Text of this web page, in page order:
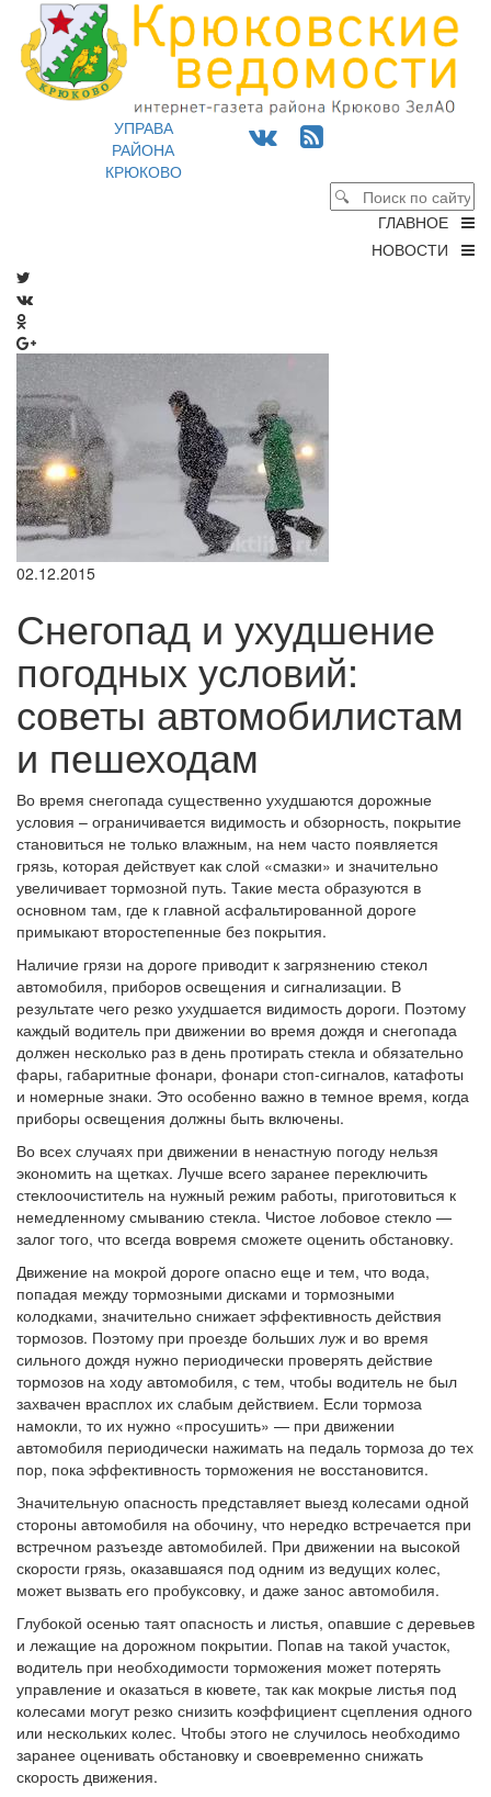
УПРАВА
РАЙОНА
КРЮКОВО
ГЛАВНОЕ
НОВОСТИ
02.12.2015
Снегопад и ухудшение
погодных условий:
советы автомобилистам
и пешеходам
Во время снегопада существенно ухудшаются дорожные
условия – ограничивается видимость и обзорность, покрытие
становиться не только влажным, на нем часто появляется
грязь, которая действует как слой «смазки» и значительно
увеличивает тормозной путь. Такие места образуются в
основном там, где к главной асфальтированной дороге
примыкают второстепенные без покрытия.
Наличие грязи на дороге приводит к загрязнению стекол
автомобиля, приборов освещения и сигнализации. В
результате чего резко ухудшается видимость дороги. Поэтому
каждый водитель при движении во время дождя и снегопада
должен несколько раз в день протирать стекла и обязательно
фары, габаритные фонари, фонари стоп-сигналов, катафоты
и номерные знаки. Это особенно важно в темное время, когда
приборы освещения должны быть включены.
Во всех случаях при движении в ненастную погоду нельзя
экономить на щетках. Лучше всего заранее переключить
стеклоочиститель на нужный режим работы, приготовиться к
немедленному смыванию стекла. Чистое лобовое стекло —
залог того, что всегда вовремя сможете оценить обстановку.
Движение на мокрой дороге опасно еще и тем, что вода,
попадая между тормозными дисками и тормозными
колодками, значительно снижает эффективность действия
тормозов. Поэтому при проезде больших луж и во время
сильного дождя нужно периодически проверять действие
тормозов на ходу автомобиля, с тем, чтобы водитель не был
захвачен врасплох их слабым действием. Если тормоза
намокли, то их нужно «просушить» — при движении
автомобиля периодически нажимать на педаль тормоза до тех
пор, пока эффективность торможения не восстановится.
Значительную опасность представляет выезд колесами одной
стороны автомобиля на обочину, что нередко встречается при
встречном разъезде автомобилей. При движении на высокой
скорости грязь, оказавшаяся под одним из ведущих колес,
может вызвать его пробуксовку, и даже занос автомобиля.
Глубокой осенью таят опасность и листья, опавшие с деревьев
и лежащие на дорожном покрытии. Попав на такой участок,
водитель при необходимости торможения может потерять
управление и оказаться в кювете, так как мокрые листья под
колесами могут резко снизить коэффициент сцепления одного
или нескольких колес. Чтобы этого не случилось необходимо
заранее оценивать обстановку и своевременно снижать
скорость движения.